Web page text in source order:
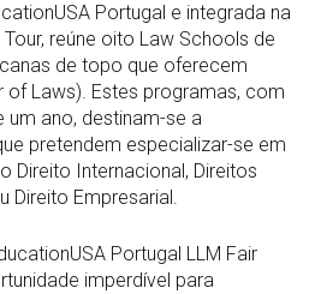
Portugal e integrada na
Tour, reúne oito Law Schools de
de topo que oferecem
of Laws). Estes programas, com
ano, destinam-se a
pretendem especializar-se em
Direito Internacional, Direitos
Direito Empresarial.
Portugal LLM Fair
imperdível para